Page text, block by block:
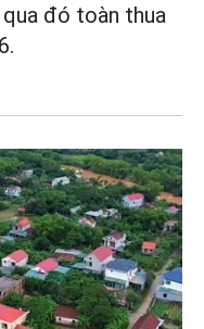
đó toàn thua